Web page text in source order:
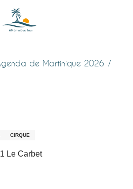
de Martinique 2026
CIRQUE
Le Carbet